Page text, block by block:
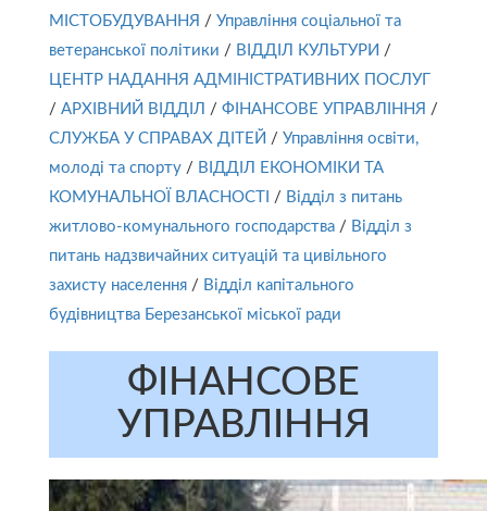
МІСТОБУДУВАННЯ / Управління соціальної та
ветеранської політики / ВІДДІЛ КУЛЬТУРИ /
ЦЕНТР НАДАННЯ АДМІНІСТРАТИВНИХ ПОСЛУГ
/ АРХІВНИЙ ВІДДІЛ / ФІНАНСОВЕ УПРАВЛІННЯ /
СЛУЖБА У СПРАВАХ ДІТЕЙ / Управління освіти,
молоді та спорту / ВІДДІЛ ЕКОНОМІКИ ТА
КОМУНАЛЬНОЇ ВЛАСНОСТІ
/ Відділ з питань
житлово-комунального господарства / Відділ з
питань надзвичайних ситуацій та цивільного
захисту населення / Відділ капітального
будівництва Березанської міської ради
ФІНАНСОВЕ
УПРАВЛІННЯ